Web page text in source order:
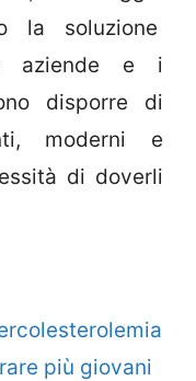
la soluzione
aziende e i
disporre di
moderni e
di doverli
più giovani